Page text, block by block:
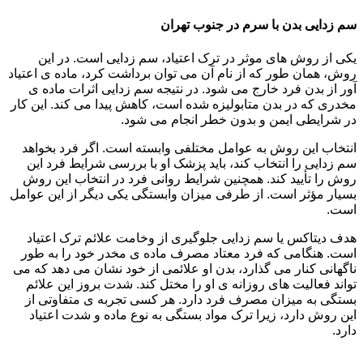
سم زدایی بدن با سرم در جنوب تهران
یکی از روش های موثر در ترک اعتیاد، سم زدایی است. در این
روش، همان طور که از نام آن می توان برداشت کرد، ماده ی اعتیاد
آور از بدن فرد خارج می شود. در نتیجه سم زدایی اثرات ماده ی
مخدری که در بدن متابولیزه شده است، کاهش پیدا می کند. این کار
در شرایطی ایمن و بدون خطر انجام می شود.
انتخاب این روش به عوامل مختلفی وابسته است. اگر فرد بخواهد
سم زدایی را انتخاب کند، باید پزشک او با بررسی شرایط فرد این
روش را تأیید کند. همچنین شرایط روانی فرد در انتخاب این روش
بسیار مؤثر است. از طرفی میزان وابستگی یکی دیگر از این عوامل
است.
هدف دیتاکس یا سم زدایی جلوگیری از وخامت علائم ترک اعتیاد
است. هنگامی که فرد معتاد مصرف ماده ی مخدر خود را به طور
ناگهانی کنار می گذارد، بدن او علائمی از خود نشان می دهد که می
تواند فعالیت های روزانه ی او را مختل کند. شدت بروز این علائم
بستگی به میزان مصرف فرد دارد. هر کسی تجربه ی متفاوتی از
این روش دارد، زیرا ترک مواد بستگی به نوع ماده و شدت اعتیاد
دارد.